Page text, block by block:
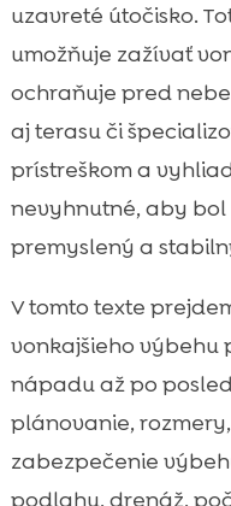
 Podlaha,
celého roka
 Ochrana pred
vietor
Vybavenie
hračky a úkryty
Kŕmenie a
spraviť
CricksyCat
mačky vo
Mačacia
stelivo a rýchle
 Legislatíva,
majiteľa pri

uzavreté útočisko.
umožňuje zažívať
ochraňuje pred
aj terasu či
prístreškom a
nevyhnutné, aby
premyslený a
V tomto texte
vonkajšieho výbehu
nápadu až po
plánovanie,
zabezpečenie